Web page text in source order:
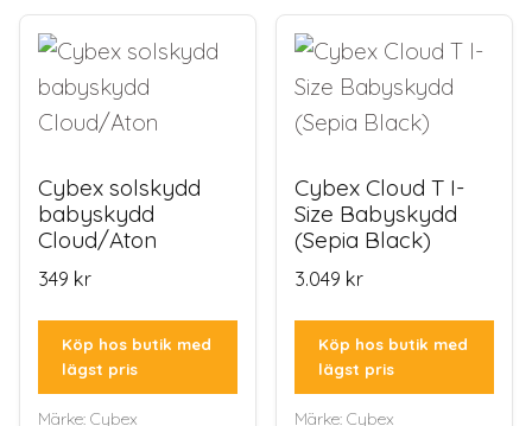
Cybex solskydd
babyskydd
Cloud/Aton
349 kr
Köp hos butik med
lägst pris
Märke: Cybex
Cybex Cloud T I-
Size Babyskydd
(Sepia Black)
3.049 kr
Köp hos butik med
lägst pris
Märke:Cybex